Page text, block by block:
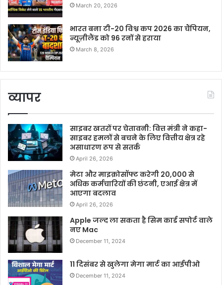
March 20, 2026
भारत बना टी-20 विश्व कप 2026 का चैंपियन,
न्यूज़ीलैंड को 96 रनों से हराया
March 8, 2026
व्यापर
साइबर खतरों पर चेतावनी: वित्त मंत्री ने कहा-
साइबर हमलों से बचने के लिए वित्तीय क्षेत्र रहे
असाधारण रूप से सतर्क
April 26, 2026
मेटा और माइक्रोसॉफ्ट करेगी 20,000 से
अधिक कर्मचारियों की छंटनी, एआई क्षेत्र में
आएगा बदलाव
April 26, 2026
Apple जल्द ला सकता है सिम कार्ड सपोर्ट वाले
नए Mac
December 11, 2024
11 दिसंबर से खुलेगा मेगा मार्ट का आईपीओ
December 11, 2024